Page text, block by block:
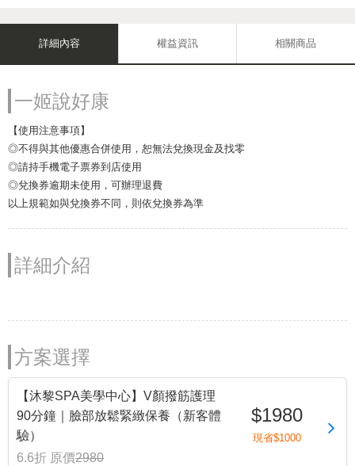
詳細內容 權益資訊 相關商品
一姬說好康
【使用注意事項】
◎不得與其他優惠合併使用，恕無法兌換現金及找零
◎請持手機電子票券到店使用
◎兌換券逾期未使用，可辦理退費
以上規範如與兌換券不同，則依兌換券為準
詳細介紹
方案選擇
【沐黎SPA美學中心】V顏撥筋護理
90分鐘｜臉部放鬆緊緻保養（新客體
驗）
6.6折 原價2980
$1980
現省$1000